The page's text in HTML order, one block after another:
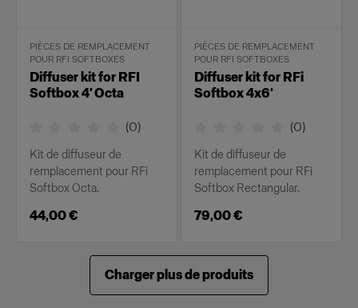
PIÈCES DE REMPLACEMENT
POUR RFI SOFTBOXES
Diffuser kit for RFI
Softbox 4' Octa
(0)
Kit de diffuseur de
remplacement pour RFi
Softbox Octa.
44,00 €
PIÈCES DE REMPLACEMENT
POUR RFI SOFTBOXES
Diffuser kit for RFi
Softbox 4x6'
(0)
Kit de diffuseur de
remplacement pour RFi
Softbox Rectangular.
79,00 €
Charger plus de produits